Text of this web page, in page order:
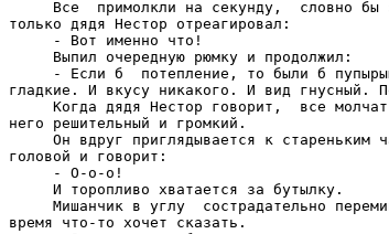
Все  примолкли на секунду,  словно бы
только дядя Нестор отреагировал:
     - Вот именно что!
     Выпил очередную рюмку и продолжил:
- Если б  потепление, то были б
гладкие. И вкусу никакого. И вид гнусный.
Когда дядя Нестор говорит,  все
него решительный и громкий.
Он вдруг приглядывается к стареньким
головой и говорит:
     - О-о-о!
     И торопливо хватается за бутылку.
Мишанчик в углу  сострадательно
время что-то хочет сказать.